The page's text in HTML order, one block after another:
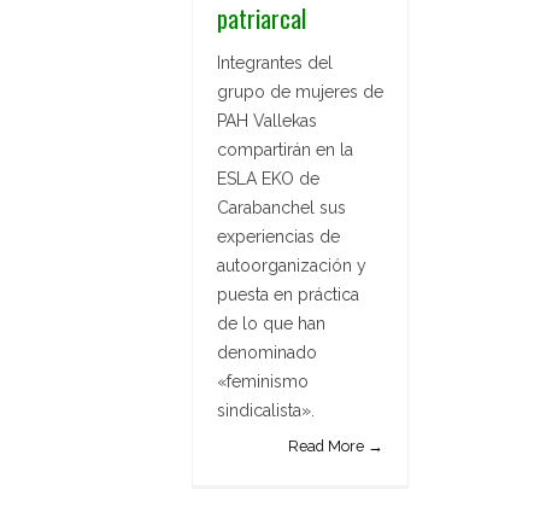
patriarcal
Integrantes del
grupo de mujeres de
PAH Vallekas
compartirán en la
ESLA EKO de
Carabanchel sus
experiencias de
autoorganización y
puesta en práctica
de lo que han
denominado
«feminismo
sindicalista».
Read More →